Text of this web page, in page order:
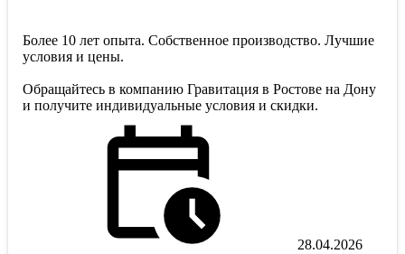
Более 10 лет опыта. Собственное производство. Лучшие
условия и цены.
Обращайтесь в компанию Гравитация в Ростове на Дону
и получите индивидуальные условия и скидки.
28.04.2026